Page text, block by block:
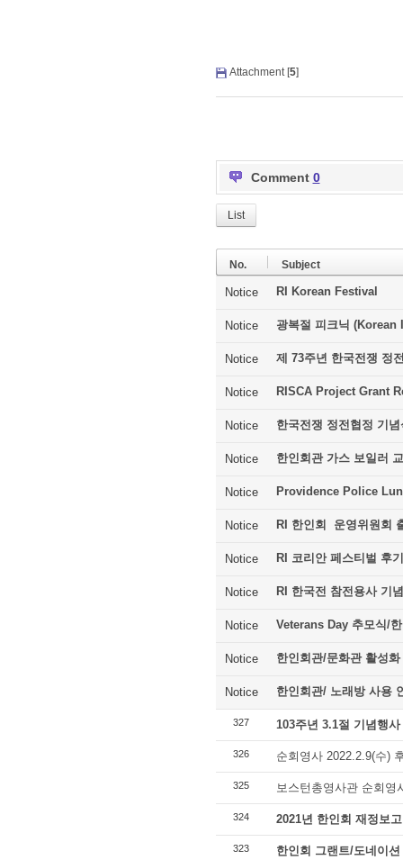
Attachment [5]
Comment 0
List
No. Subject
Notice RI Korean Festival
Notice 광복절 피크닉
Notice 제 73주년 한국전쟁 정
Notice RISCA Project Grant
Notice 한국전쟁 정전협정 기념
Notice 한인회관 가스 보일러
Notice Providence Police
Notice RI 한인회 운영위원회
Notice RI 코리안 페스티벌 후기
Notice RI 한국전 참전용사 기
Notice Veterans Day 추모식/
Notice 한인회관/문화관 활성화
Notice 한인회관/ 노래방 사용
327 103주년 3.1절 기념행
326 순회영사 2022.2.9(수)
325 보스턴총영사관 순회영
324 2021년 한인회 재정보고
323 한인회 그랜트/도네이션